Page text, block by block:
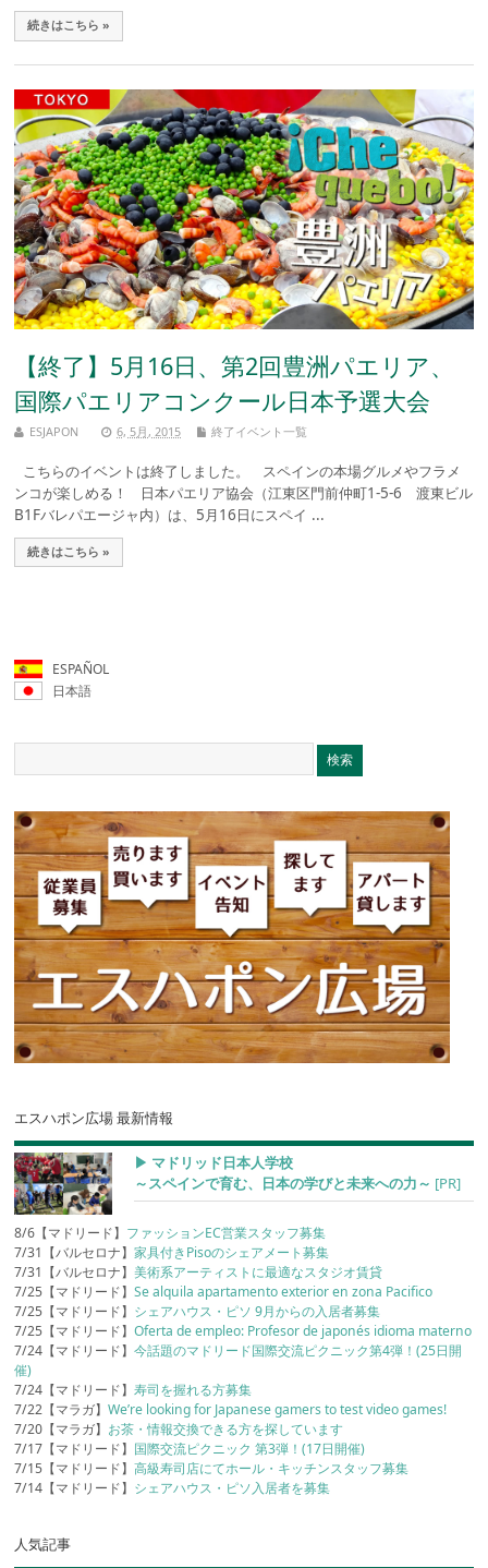
続きはこちら »
【終了】5月16日、第2回豊洲パエリア、
国際パエリアコンクール日本予選大会
ESJAPON 6, 5月, 2015 終了イベント一覧
こちらのイベントは終了しました。 スペインの本場グルメやフラメ
ンコが楽しめる！ 日本パエリア協会（江東区門前仲町1-5-6 渡東ビル
B1Fバレパエージャ内）は、5月16日にスペイ ...
続きはこちら »
ESPAÑOL
日本語
エスハポン広場 最新情報
▶︎ マドリッド日本人学校
～スペインで育む、日本の学びと未来への力～ [PR]
8/6【マドリード】 ファッションEC営業スタッフ募集
7/31【バルセロナ】家具付きPisoのシェアメート募集
7/31【バルセロナ】美術系アーティストに最適なスタジオ賃貸
7/25【マドリード】Se alquila apartamento exterior en zona Pacifico
7/25【マドリード】 シェアハウス・ピソ 9月からの入居者募集
7/25【マドリード】Oferta de empleo: Profesor de japonés idioma materno
7/24【マドリード】今話題のマドリード国際交流ピクニック第4弾！(25日開
催)
7/24【マドリード】寿司を握れる方募集
7/22【マラガ】We’re looking for Japanese gamers to test video games!
7/20【マラガ】 お茶・情報交換できる方を探しています
7/17【マドリード】 国際交流ピクニック 第3弾！(17日開催)
7/15【マドリード】高級寿司店にてホール・キッチンスタッフ募集
7/14【マドリード】 シェアハウス・ピソ入居者を募集
人気記事